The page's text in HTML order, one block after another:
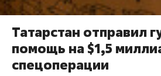
Татарстан отправил
помощь на $1,5
спецоперации